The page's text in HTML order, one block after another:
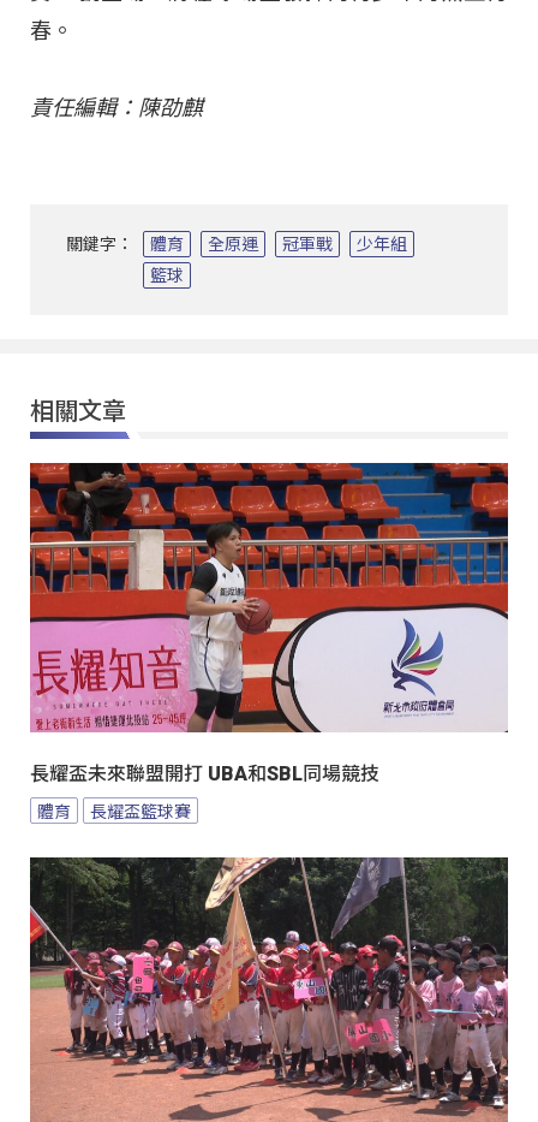
春。
責任編輯：陳劭麒
關鍵字： 體育 全原運 冠軍戰
少年組
籃球
相關文章
長耀盃未來聯盟開打 UBA和SBL同場競技
體育 長耀盃籃球賽